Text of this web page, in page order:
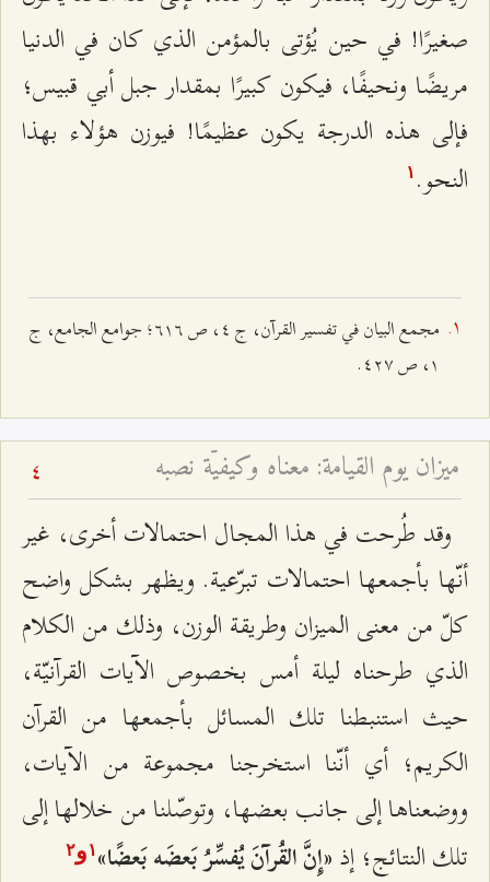
صغيرًا! في حين يُؤتى بالمؤمن الذي كان في الدنيا
مريضًا ونحيفًا، فيكون كبيرًا بمقدار جبل أبي قبيس؛
فإلى هذه الدرجة يكون عظيمًا! فيوزن هؤلاء بهذا
النحو. ۱
مجمع البيان في تفسير القرآن، ج ٤، ص ٦۱٦؛ جوامع الجامع، ج
۱، ص ٤٢۷.
ميزان يوم القيامة: معناه وكيفيّة نصبه 4
وقد طُرحت في هذا المجال احتمالات أخرى، غير
أنّها بأجمعها احتمالات تبرّعية. ويظهر بشكل واضح
كلّ من معنى الميزان وطريقة الوزن، وذلك من الكلام
الذي طرحناه ليلة أمس بخصوص الآيات القرآنيّة،
حيث استنبطنا تلك المسائل بأجمعها من القرآن
الكريم؛ أي أنّنا استخرجنا مجموعة من الآيات،
ووضعناها إلى جانب بعضها، وتوصّلنا من خلالها إلى
تلك النتائج؛ إذ«إِنَّ القُرآنَ يُفسِّرُ بَعضَه بَعضًا» ۱و٢